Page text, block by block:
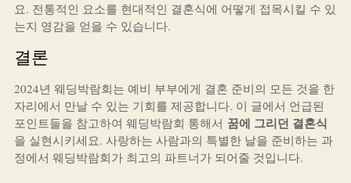
요. 전통적인 요소를 현대적인 결혼식에 어떻게 접목시킬 수 있
는지 영감을 얻을 수 있습니다.
결론
2024년 웨딩박람회는 예비 부부에게 결혼 준비의 모든 것을 한
자리에서 만날 수 있는 기회를 제공합니다. 이 글에서 언급된
포인트들을 참고하여 웨딩박람회 통해서 꿈에 그리던 결혼식
을 실현시키세요. 사랑하는 사람과의 특별한 날을 준비하는 과
정에서 웨딩박람회가 최고의 파트너가 되어줄 것입니다.